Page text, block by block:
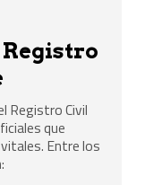
Registro Civil
que
Entre los